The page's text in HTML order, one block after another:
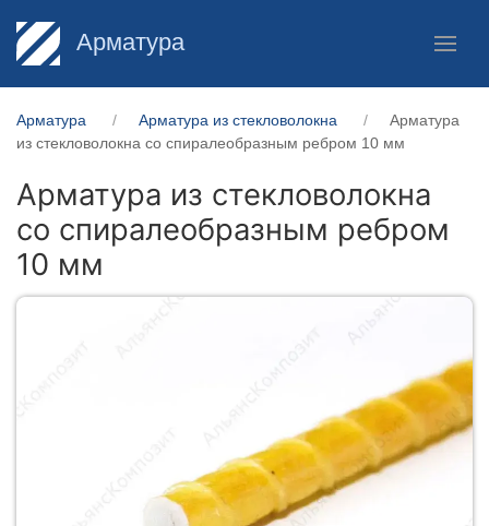
Арматура
Арматура Арматура из стекловолокна
Арматура
из стекловолокна со спиралеобразным ребром 10 мм
Арматура из стекловолокна
со спиралеобразным ребром
10 мм